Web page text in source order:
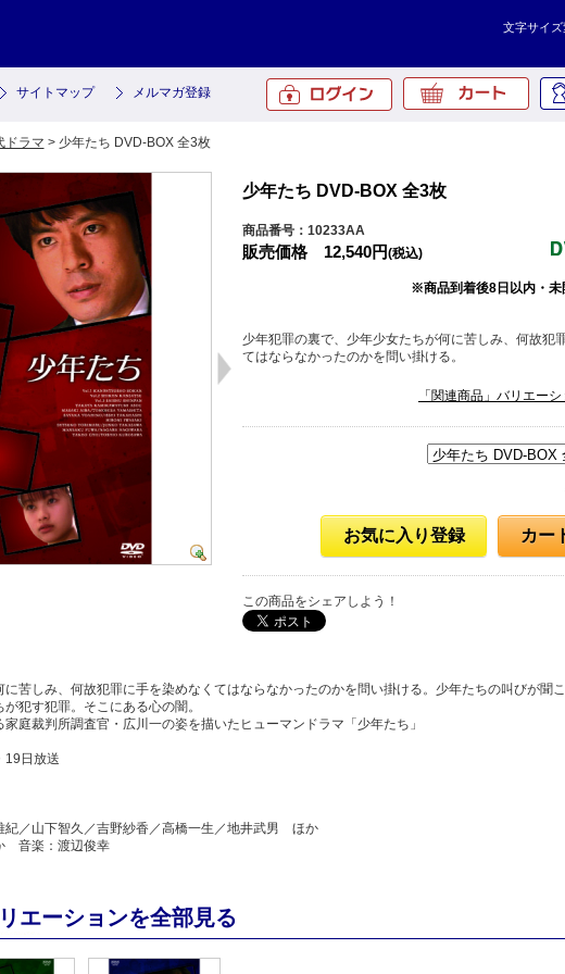
文字サイズ
サイトマップ メルマガ登録
ドラマ > 少年たち DVD-BOX 全3枚
少年たち DVD-BOX 全3枚
商品番号：10233AA
販売価格 12,540円(税込)
※商品到着後8日以内・未
少年犯罪の裏で、少年少女たちが何に苦しみ、何故犯
てはならなかったのかを問い掛ける。
「関連商品」バリエー
カー
お気に入り登録
この商品をシェアしよう！
苦しみ、何故犯罪に手を染めなくてはならなかったのかを問い掛ける。少年たちの叫びが聞
犯す犯罪。そこにある心の闇。
庭裁判所調査官・広川一の姿を描いたヒューマンドラマ「少年たち」
19日放送
紀／山下智久／吉野紗香／高橋一生／地井武男 ほか
音楽：渡辺俊幸
エーションを全部見る